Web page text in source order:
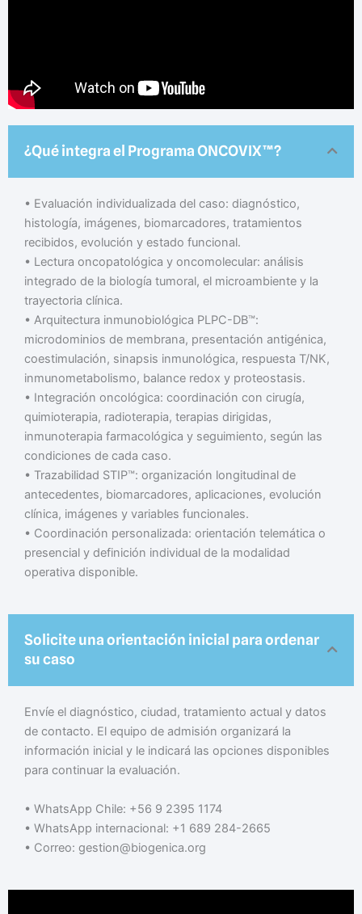
¿Qué integra el Programa ONCOVIX™?
• Evaluación individualizada del caso: diagnóstico,
histología, imágenes, biomarcadores, tratamientos
recibidos, evolución y estado funcional.
• Lectura oncopatológica y oncomolecular: análisis
integrado de la biología tumoral, el microambiente y la
trayectoria clínica.
• Arquitectura inmunobiológica PLPC-DB™:
microdominios de membrana, presentación antigénica,
coestimulación, sinapsis inmunológica, respuesta T/NK,
inmunometabolismo, balance redox y proteostasis.
• Integración oncológica: coordinación con cirugía,
quimioterapia, radioterapia, terapias dirigidas,
inmunoterapia farmacológica y seguimiento, según las
condiciones de cada caso.
• Trazabilidad STIP™: organización longitudinal de
antecedentes, biomarcadores, aplicaciones, evolución
clínica, imágenes y variables funcionales.
• Coordinación personalizada: orientación telemática o
presencial y definición individual de la modalidad
operativa disponible.
Solicite una orientación inicial para ordenar
su caso
Envíe el diagnóstico, ciudad, tratamiento actual y datos
de contacto. El equipo de admisión organizará la
información inicial y le indicará las opciones disponibles
para continuar la evaluación.
• WhatsApp Chile: +56 9 2395 1174
• WhatsApp internacional: +1 689 284-2665
• Correo: gestion@biogenica.org